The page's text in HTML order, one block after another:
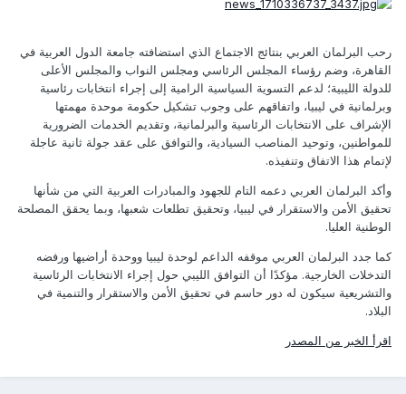
رحب البرلمان العربي بنتائج الاجتماع الذي استضافته جامعة الدول العربية في
القاهرة، وضم رؤساء المجلس الرئاسي ومجلس النواب والمجلس الأعلى
للدولة الليبية؛ لدعم التسوية السياسية الرامية إلى إجراء انتخابات رئاسية
وبرلمانية في ليبيا، واتفاقهم على وجوب تشكيل حكومة موحدة مهمتها
الإشراف على الانتخابات الرئاسية والبرلمانية، وتقديم الخدمات الضرورية
للمواطنين، وتوحيد المناصب السيادية، والتوافق على عقد جولة ثانية عاجلة
لإتمام هذا الاتفاق وتنفيذه.
وأكد البرلمان العربي دعمه التام للجهود والمبادرات العربية التي من شأنها
تحقيق الأمن والاستقرار في ليبيا، وتحقيق تطلعات شعبها، وبما يحقق المصلحة
الوطنية العليا.
كما جدد البرلمان العربي موقفه الداعم لوحدة ليبيا ووحدة أراضيها ورفضه
التدخلات الخارجية. مؤكدًا أن التوافق الليبي حول إجراء الانتخابات الرئاسية
والتشريعية سيكون له دور حاسم في تحقيق الأمن والاستقرار والتنمية في
البلاد.
اقرأ الخبر من المصدر